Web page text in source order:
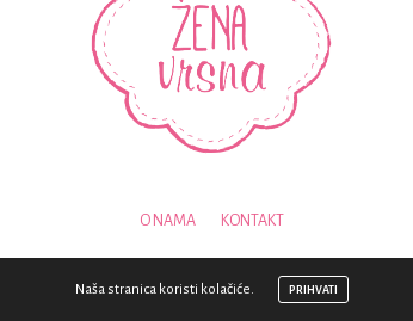
O NAMA KONTAKT
© 2018 - SVA PRAVA PRIDRŽANA - ZENAVRSNA.COM
Naša stranica koristi kolačiće. PRIHVATI